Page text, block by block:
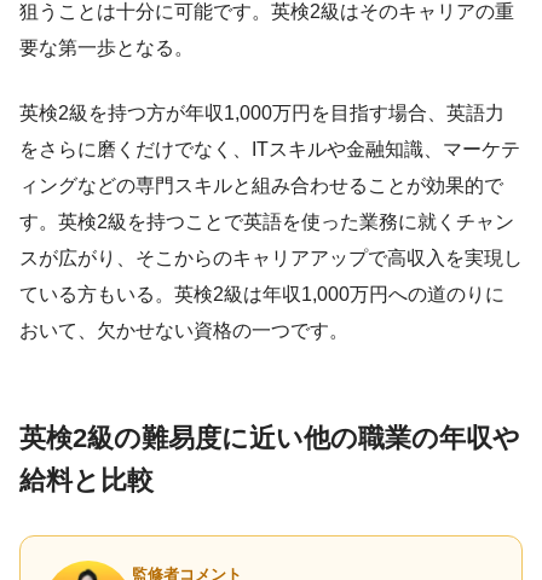
狙うことは十分に可能です。英検2級はそのキャリアの重
要な第一歩となる。
英検2級を持つ方が年収1,000万円を目指す場合、英語力
をさらに磨くだけでなく、ITスキルや金融知識、マーケテ
ィングなどの専門スキルと組み合わせることが効果的で
す。英検2級を持つことで英語を使った業務に就くチャン
スが広がり、そこからのキャリアアップで高収入を実現し
ている方もいる。英検2級は年収1,000万円への道のりに
おいて、欠かせない資格の一つです。
英検2級の難易度に近い他の職業の年収や
給料と比較
監修者コメント